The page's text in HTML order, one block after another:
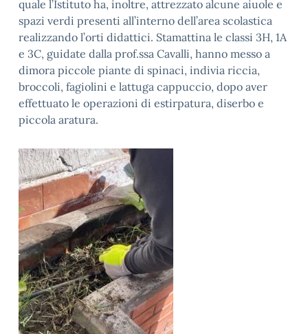
quale l’Istituto ha, inoltre, attrezzato alcune aiuole e
spazi verdi presenti all’interno dell’area scolastica
realizzando l’orti didattici. Stamattina le classi 3H, 1A
e 3C, guidate dalla prof.ssa Cavalli, hanno messo a
dimora piccole piante di spinaci, indivia riccia,
broccoli, fagiolini e lattuga cappuccio, dopo aver
effettuato le operazioni di estirpatura, diserbo e
piccola aratura.